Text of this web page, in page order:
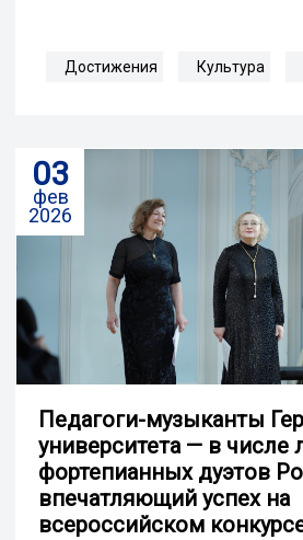
Достижения Культура
03
фев
2026
Педагоги-музыканты
университета — в числе
фортепианных дуэтов
впечатляющий успех на
всероссийском